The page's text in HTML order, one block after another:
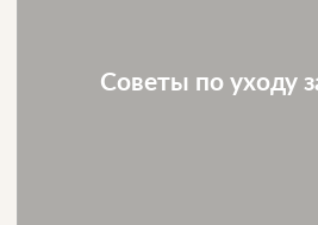
Советы по уходу